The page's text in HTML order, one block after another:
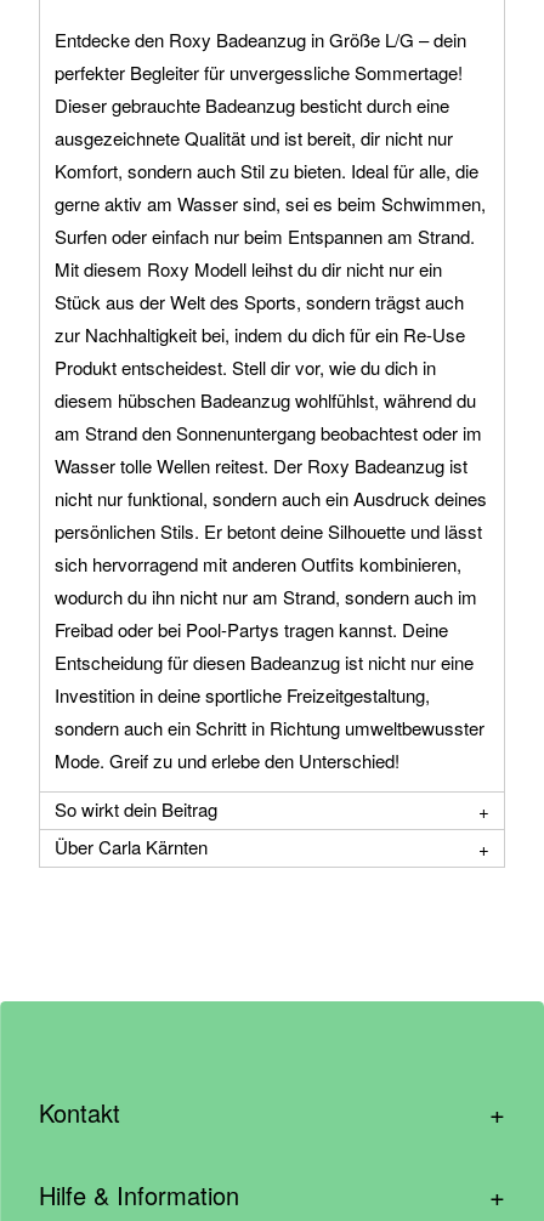
Entdecke den Roxy Badeanzug in Größe L/G – dein
perfekter Begleiter für unvergessliche Sommertage!
Dieser gebrauchte Badeanzug besticht durch eine
ausgezeichnete Qualität und ist bereit, dir nicht nur
Komfort, sondern auch Stil zu bieten. Ideal für alle, die
gerne aktiv am Wasser sind, sei es beim Schwimmen,
Surfen oder einfach nur beim Entspannen am Strand.
Mit diesem Roxy Modell leihst du dir nicht nur ein
Stück aus der Welt des Sports, sondern trägst auch
zur Nachhaltigkeit bei, indem du dich für ein Re-Use
Produkt entscheidest. Stell dir vor, wie du dich in
diesem hübschen Badeanzug wohlfühlst, während du
am Strand den Sonnenuntergang beobachtest oder im
Wasser tolle Wellen reitest. Der Roxy Badeanzug ist
nicht nur funktional, sondern auch ein Ausdruck deines
persönlichen Stils. Er betont deine Silhouette und lässt
sich hervorragend mit anderen Outfits kombinieren,
wodurch du ihn nicht nur am Strand, sondern auch im
Freibad oder bei Pool-Partys tragen kannst. Deine
Entscheidung für diesen Badeanzug ist nicht nur eine
Investition in deine sportliche Freizeitgestaltung,
sondern auch ein Schritt in Richtung umweltbewusster
Mode. Greif zu und erlebe den Unterschied!
So wirkt dein Beitrag
Über Carla Kärnten
Kontakt +
Kontaktformular
Hilfe & Information +